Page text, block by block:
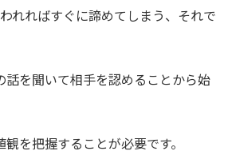
れればすぐに諦めてしまう、それで
話を聞いて相手を認めることから始
を把握することが必要です。